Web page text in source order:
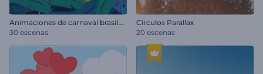
A
nimaciones de carnaval brasileño
30 escenas
Círculos Parallax
20 escenas